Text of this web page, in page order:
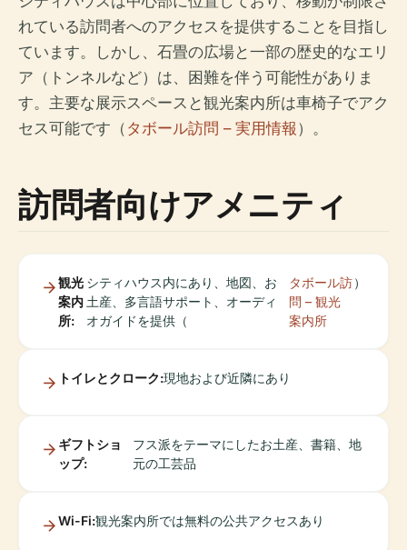
れている訪問者へのアクセスを提供することを目指し
ています。しかし、石畳の広場と一部の歴史的なエリ
ア（トンネルなど）は、困難を伴う可能性がありま
す。主要な展示スペースと観光案内所は車椅子でアク
セス可能です（ タボール訪問 – 実用情報 ）。
訪問者向けアメニティ
観光
案内
所:
シティハウス内にあり、地図、お
土産、多言語サポート、オーディ
オガイドを提供（
タボール訪
問 – 観光
案内所
）
トイレとクローク:現地および近隣にあり
ギフトショ
ップ:
フス派をテーマにしたお土産、書籍、地
元の工芸品
Wi-Fi:観光案内所では無料の公共アクセスあり